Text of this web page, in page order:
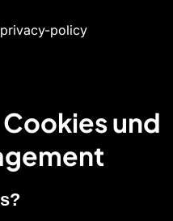
policy
Cookies und